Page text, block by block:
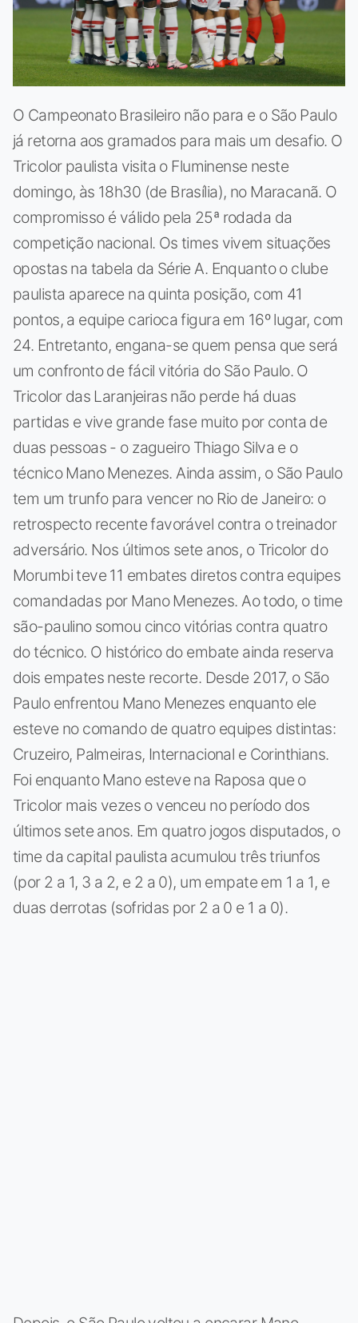
O Campeonato Brasileiro não para e o São Paulo
já retorna aos gramados para mais um desafio. O
Tricolor paulista visita o Fluminense neste
domingo, às 18h30 (de Brasília), no Maracanã. O
compromisso é válido pela 25ª rodada da
competição nacional. Os times vivem situações
opostas na tabela da Série A. Enquanto o clube
paulista aparece na quinta posição, com 41
pontos, a equipe carioca figura em 16º lugar, com
24. Entretanto, engana-se quem pensa que será
um confronto de fácil vitória do São Paulo. O
Tricolor das Laranjeiras não perde há duas
partidas e vive grande fase muito por conta de
duas pessoas - o zagueiro Thiago Silva e o
técnico Mano Menezes. Ainda assim, o São Paulo
tem um trunfo para vencer no Rio de Janeiro: o
retrospecto recente favorável contra o treinador
adversário. Nos últimos sete anos, o Tricolor do
Morumbi teve 11 embates diretos contra equipes
comandadas por Mano Menezes. Ao todo, o time
são-paulino somou cinco vitórias contra quatro
do técnico. O histórico do embate ainda reserva
dois empates neste recorte. Desde 2017, o São
Paulo enfrentou Mano Menezes enquanto ele
esteve no comando de quatro equipes distintas:
Cruzeiro, Palmeiras, Internacional e Corinthians.
Foi enquanto Mano esteve na Raposa que o
Tricolor mais vezes o venceu no período dos
últimos sete anos. Em quatro jogos disputados, o
time da capital paulista acumulou três triunfos
(por 2 a 1, 3 a 2, e 2 a 0), um empate em 1 a 1, e
duas derrotas (sofridas por 2 a 0 e 1 a 0).